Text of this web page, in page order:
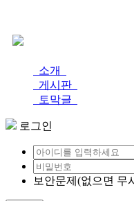
소개
게시판
토막글
로그인
보안문제(없으면 무